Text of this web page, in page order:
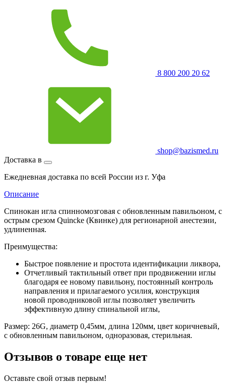
8 800 200 20 62
shop@bazismed.ru
Доставка в
Ежедневная доставка по всей России из г. Уфа
Описание
Спинокан игла спинномозговая с обновленным павильоном, с
острым срезом Quinсke (Квинке) для регионарной анестезии,
удлиненная.
Преимущества:
Быстрое появление и простота идентификации ликвора,
Отчетливый тактильный ответ при продвижении иглы
благодаря ее новому павильону, постоянный контроль
направления и прилагаемого усилия, конструкция
новой проводниковой иглы позволяет увеличить
эффективную длину спинальной иглы,
Размер: 26G, диаметр 0,45мм, длина 120мм, цвет коричневый,
с обновленным павильоном, одноразовая, стерильная.
Отзывов о товаре еще нет
Оставьте свой отзыв первым!